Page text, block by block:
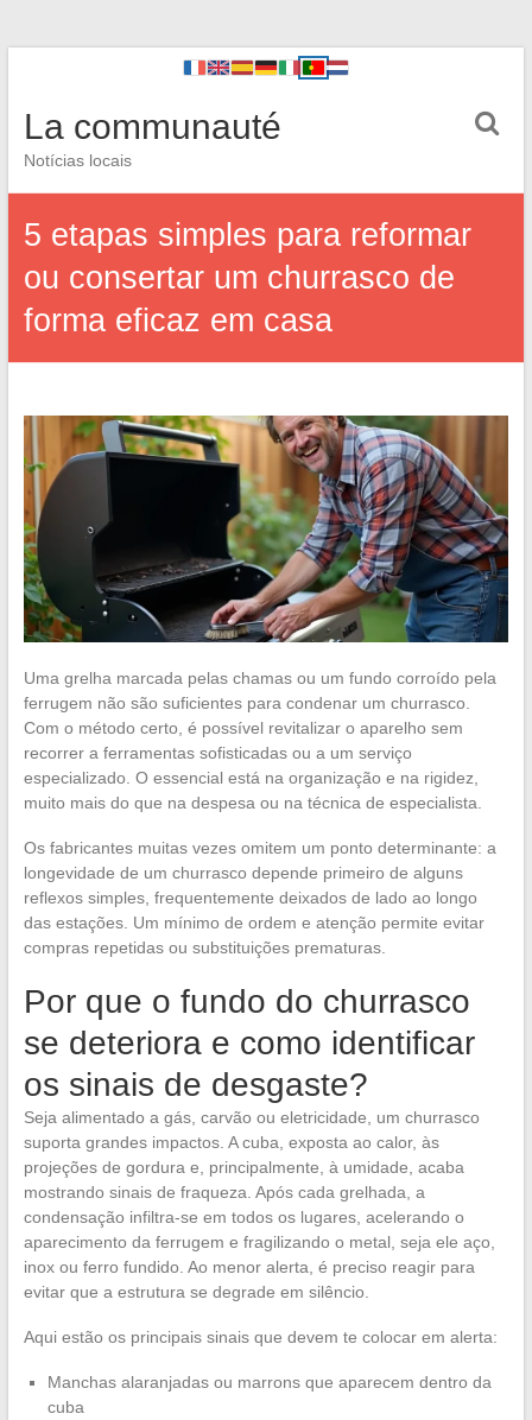
La communauté
Notícias locais
5 etapas simples para reformar
ou consertar um churrasco de
forma eficaz em casa
Uma grelha marcada pelas chamas ou um fundo corroído pela
ferrugem não são suficientes para condenar um churrasco.
Com o método certo, é possível revitalizar o aparelho sem
recorrer a ferramentas sofisticadas ou a um serviço
especializado. O essencial está na organização e na rigidez,
muito mais do que na despesa ou na técnica de especialista.
Os fabricantes muitas vezes omitem um ponto determinante: a
longevidade de um churrasco depende primeiro de alguns
reflexos simples, frequentemente deixados de lado ao longo
das estações. Um mínimo de ordem e atenção permite evitar
compras repetidas ou substituições prematuras.
Por que o fundo do churrasco
se deteriora e como identificar
os sinais de desgaste?
Seja alimentado a gás, carvão ou eletricidade, um churrasco
suporta grandes impactos. A cuba, exposta ao calor, às
projeções de gordura e, principalmente, à umidade, acaba
mostrando sinais de fraqueza. Após cada grelhada, a
condensação infiltra-se em todos os lugares, acelerando o
aparecimento da ferrugem e fragilizando o metal, seja ele aço,
inox ou ferro fundido. Ao menor alerta, é preciso reagir para
evitar que a estrutura se degrade em silêncio.
Aqui estão os principais sinais que devem te colocar em alerta:
Manchas alaranjadas ou marrons que aparecem dentro da
cuba